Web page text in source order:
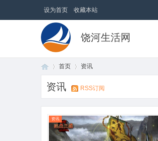
设为首页 收藏本站
饶河生活网
首页 资讯
资讯 RSS订阅
资讯